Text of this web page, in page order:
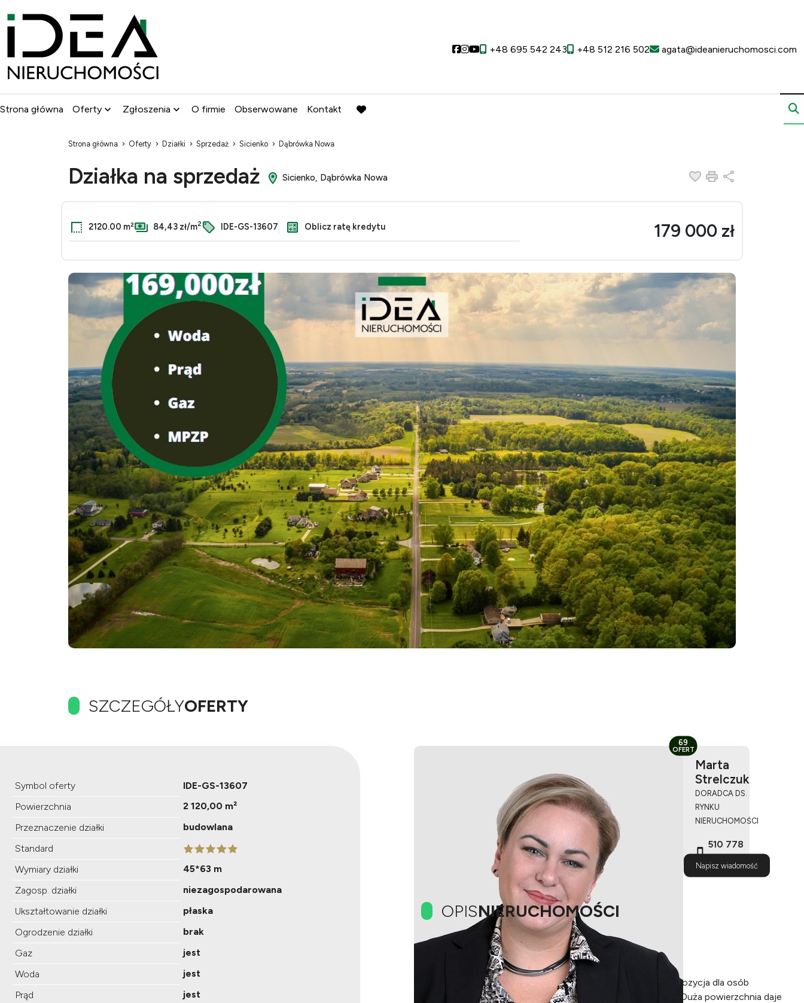
Social link
Social link
Social link
+48 695 542 243 +48 512 216 502 agata@ideanieruchomosci.com
Strona główna Oferty Zgłoszenia O firmie Obserwowane Kontakt
favorite
Strona główna Oferty Działki Sprzedaż Sicienko Dąbrówka Nowa
Działka na sprzedaż Sicienko, Dąbrówka Nowa Dodaj do ulubionych
Drukuj
2120.00 m² 84,43 zł/m2 IDE-GS-13607 Oblicz ratę kredytu 179 000 zł
SZCZEGÓŁYOFERTY
Symbol oferty
IDE-GS-13607
Powierzchnia
2 120,00 m²
Przeznaczenie działki
budowlana
Standard
Wymiary działki
45*63 m
Zagosp. działki
niezagospodarowana
Ukształtowanie działki
płaska
Ogrodzenie działki
brak
Gaz
jest
Woda
jest
Prąd
jest
Marta
Strelczuk
DORADCA DS.
RYNKU
NIERUCHOMOŚCI
510 778
Napisz wiadomość
69
OFERT
OPISNIERUCHOMOŚCI
OPIS Nieruchomości
Oferowana działka o powierzchni 2120 m² to atrakcyjna propozycja dla osób
planujących budowę domu jednorodzinnego lub inwestycję. Duża powierzchnia daje